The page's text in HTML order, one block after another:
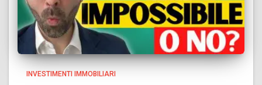
INVESTIMENTI IMMOBILIARI